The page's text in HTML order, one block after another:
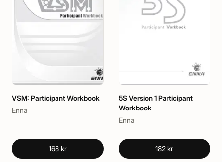
VSM: Participant Workbook
Enna
168 kr
5S Version 1 Participant
Workbook
Enna
182 kr